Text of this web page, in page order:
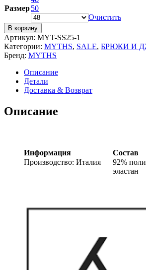
Размер50
Очистить
В корзину
Артикул: MYT-SS25-1
Категории: MYTHS, SALE, БРЮКИ И
Бренд: MYTHS
Описание
Детали
Доставка & Возврат
Описание
Информация
Производство: Италия
Состав
92%
эластан